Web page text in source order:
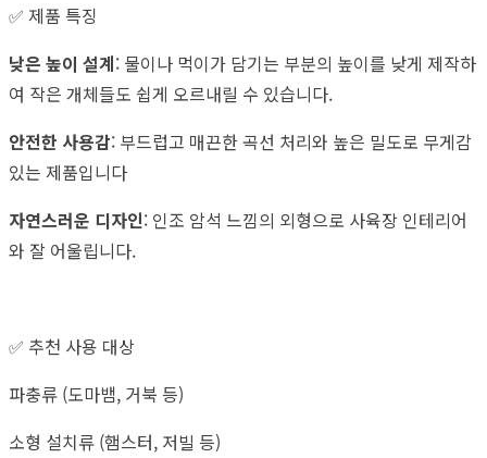
✅ 제품 특징
낮은 높이 설계: 물이나 먹이가 담기는 부분의 높이를 낮게 제작하
여 작은 개체들도 쉽게 오르내릴 수 있습니다.
안전한 사용감: 부드럽고 매끈한 곡선 처리와 높은 밀도로 무게감
있는 제품입니다
자연스러운 디자인: 인조 암석 느낌의 외형으로 사육장 인테리어
와 잘 어울립니다.
✅ 추천 사용 대상
파충류 (도마뱀, 거북 등)
소형 설치류 (햄스터, 저빌 등)